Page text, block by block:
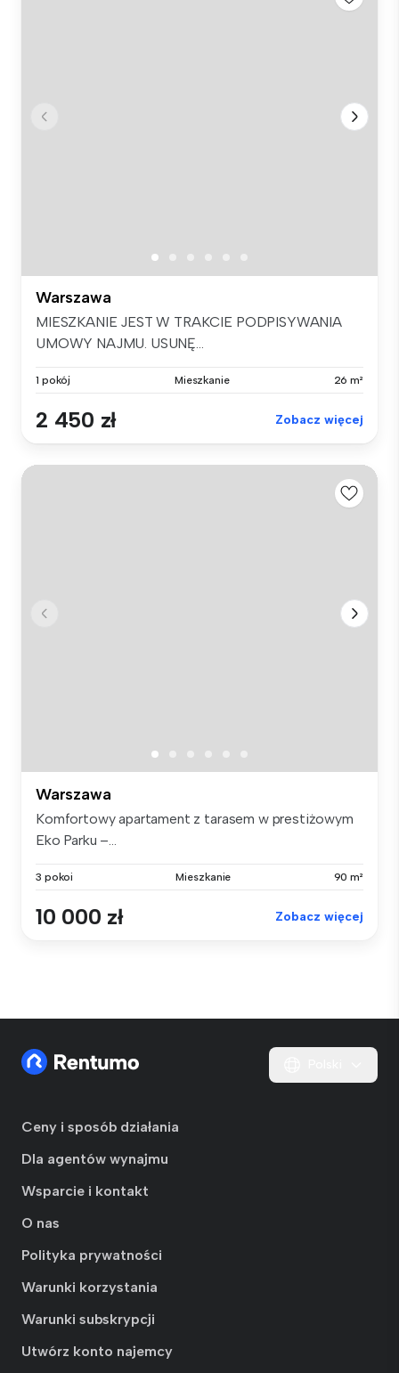
Warszawa
MIESZKANIE JEST W TRAKCIE PODPISYWANIA
UMOWY NAJMU. USUNĘ...
1 pokój Mieszkanie 26 m²
2 450 zł Zobacz więcej
Warszawa
Komfortowy apartament z tarasem w prestiżowym
Eko Parku –...
3 pokoi Mieszkanie 90 m²
10 000 zł Zobacz więcej
Ceny i sposób działania
Dla agentów wynajmu
Wsparcie i kontakt
O nas
Polityka prywatności
Warunki korzystania
Warunki subskrypcji
Utwórz konto najemcy